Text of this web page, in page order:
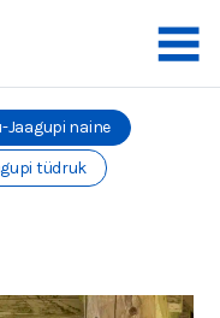
Jaagupi naine
tüdruk